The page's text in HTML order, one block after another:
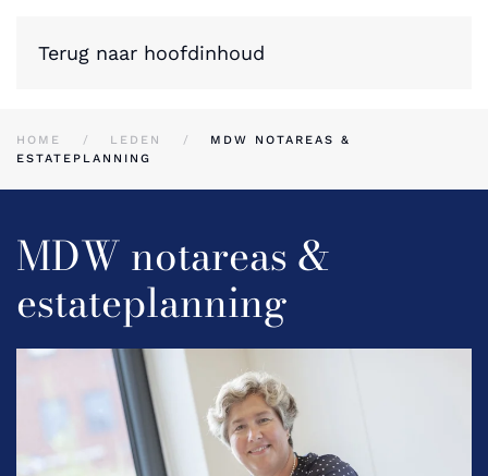
Terug naar hoofdinhoud
HOME LEDEN
MDW NOTAREAS &
ESTATEPLANNING
MDW notareas &
estateplanning